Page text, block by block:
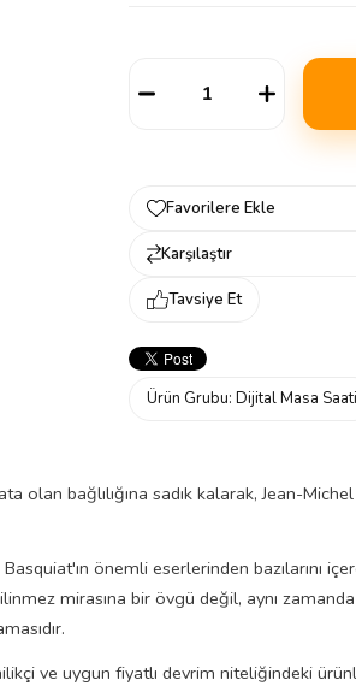
Favorilere Ekle
Karşılaştır
Tavsiye Et
Ürün Grubu: Dijital Masa Saati
olan bağlılığına sadık kalarak, Jean-
önemli eserlerinden bazılarını
mirasına bir övgü değil, aynı
ve uygun fiyatlı devrim niteliğindeki